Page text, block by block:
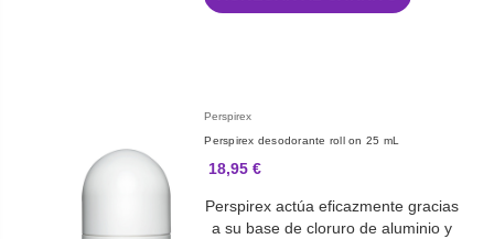
Perspirex
Perspirex desodorante roll on 25 mL
18,95 €
Perspirex actúa eficazmente gracias
a su base de cloruro de aluminio y